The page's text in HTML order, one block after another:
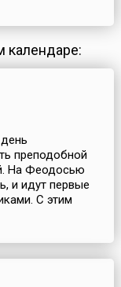
календаре:
преподобной
На Феодосью
и идут первые
С этим